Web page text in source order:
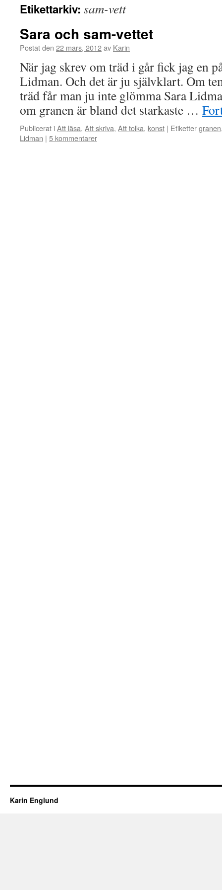
Etikettarkiv: sam-vett
Sara och sam-vettet
Postat den 22 mars, 2012av Karin
När jag skrev om träd i går fick jag en
Lidman. Och det är ju självklart. Om
träd får man ju inte glömma Sara
om granen är bland det starkaste …
Publicerat iAtt läsa, Att skriva, Att tolka, konst | Etikettergranen
Lidman | 5 kommentarer
Karin Englund